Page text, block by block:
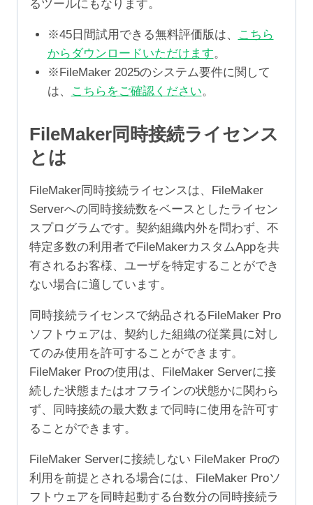
るツールにもなります。
※45日間試用できる無料評価版は、
こちら
からダウンロードいただけます。
※FileMaker 2025のシステム要件に関して
は、
こちらをご確認ください。
FileMaker同時接続ライセンス
とは
FileMaker同時接続ライセンスは、FileMaker
Serverへの同時接続数をベースとしたライセン
スプログラムです。契約組織内外を問わず、不
特定多数の利用者でFileMakerカスタムAppを共
有されるお客様、ユーザを特定することができ
ない場合に適しています。
同時接続ライセンスで納品されるFileMaker Pro
ソフトウェアは、契約した組織の従業員に対し
てのみ使用を許可することができます。
FileMaker Proの使用は、FileMaker Serverに接
続した状態またはオフラインの状態かに関わら
ず、同時接続の最大数まで同時に使用を許可す
ることができます。
FileMaker Serverに接続しない FileMaker Proの
利用を前提とされる場合には、FileMaker Proソ
フトウェアを同時起動する台数分の同時接続ラ